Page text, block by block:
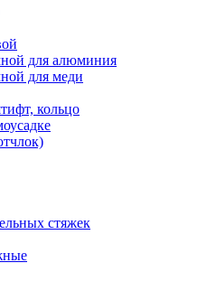
для алюминия
для меди
кольцо
стяжек